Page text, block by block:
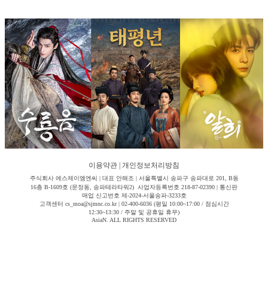
이용약관 개인정보처리방침
주식회사 에스제이엠엔씨 | 대표 안해조 | 서울특별시 송파구 송파대로 201, B동
16층 B-1609호 (문정동, 송파테라타워2) 사업자등록번호 218-87-02390 | 통신판
매업 신고번호 제-2024-서울송파-3233호
고객센터 cs_moa@sjmnc.co.kr | 02-400-6036 (평일 10:00~17:00 / 점심시간
12:30~13:30 / 주말 및 공휴일 휴무)
AsiaN. ALL RIGHTS RESERVED